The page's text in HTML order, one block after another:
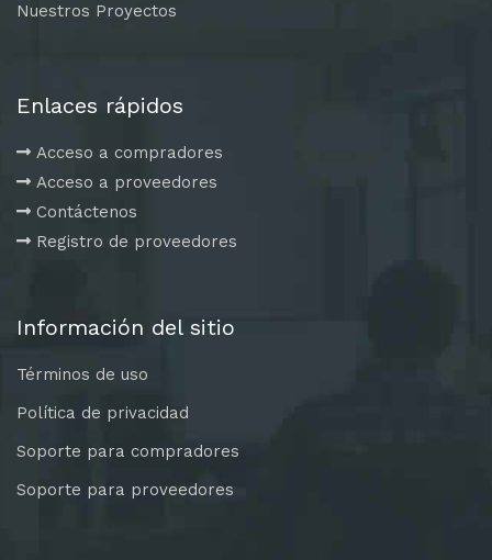
Nuestros Proyectos
Enlaces rápidos
Acceso a compradores
Acceso a proveedores
Contáctenos
Registro de proveedores
Información del sitio
Términos de uso
Política de privacidad
Soporte para compradores
Soporte para proveedores